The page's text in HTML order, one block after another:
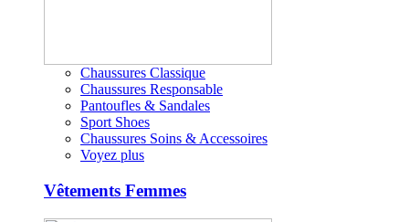
Chaussures Classique
Chaussures Responsable
Pantoufles & Sandales
Sport Shoes
Chaussures Soins & Accessoires
Voyez plus
Vêtements Femmes